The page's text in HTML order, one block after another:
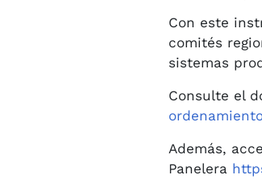
Con este
comités
sistemas
Consulte el
Además,
Panelera